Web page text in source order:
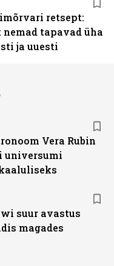
retsept:
nemad tapavad üha
ja uuesti
Vera Rubin
universumi
suur avastus
magades